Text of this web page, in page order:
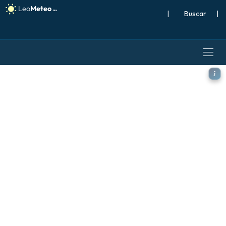
| |
ECMWF IFS 0.25° modelo